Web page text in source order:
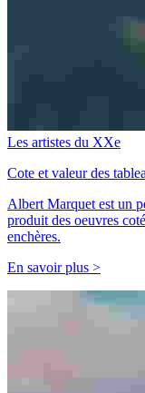
Les artistes du XXe
Cote et valeur des
Albert Marquet est un
produit des oeuvres
enchères.
En savoir plus >